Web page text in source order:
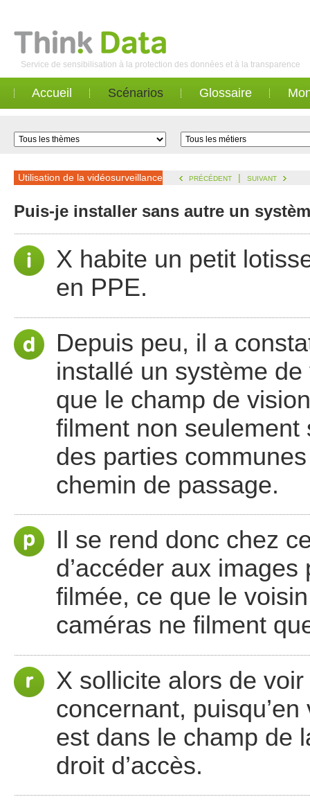
Service de sensibilisation à la protection des données et à la transparence
Accueil Scénarios Glossaire
Utilisation de la vidéosurveillance PRÉCÉDENT | SUIVANT
Puis-je installer sans autre un
X habite un petit
en PPE.
Depuis peu, il a
installé un système
que le champ de
filment non
des parties
chemin de passage.
Il se rend donc chez
d’accéder aux
filmée, ce que le
caméras ne filment
X sollicite alors de
concernant,
est dans le champ de
droit d’accès.